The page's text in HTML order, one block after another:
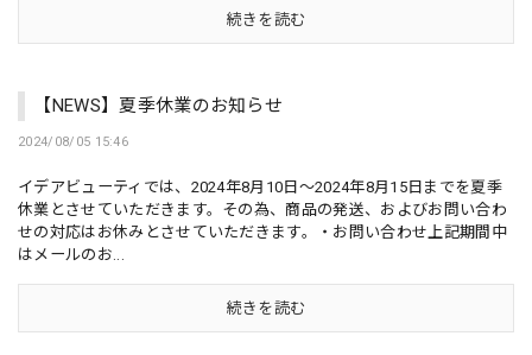
続きを読む
【NEWS】夏季休業のお知らせ
2024/08/05 15:46
イデアビューティでは、2024年8月10日～2024年8月15日までを夏季
休業とさせていただきます。その為、商品の発送、およびお問い合わ
せの対応はお休みとさせていただきます。・お問い合わせ上記期間中
はメールのお...
続きを読む